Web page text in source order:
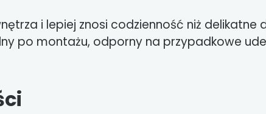
i lepiej znosi codzienność niż
po montażu, odporny na przypadkowe